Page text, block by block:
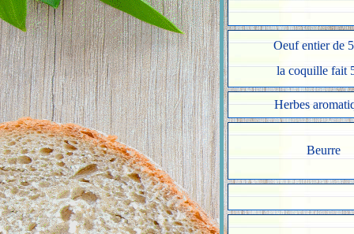
Oeuf entier de
la coquille fait
Herbes
Beurre